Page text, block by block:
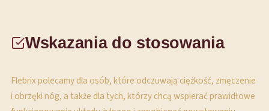
Wskazania do stosowania
Flebrix polecamy dla osób, które odczuwają ciężkość, zmęczenie
i obrzęki nóg, a także dla tych, którzy chcą wspierać prawidłowe